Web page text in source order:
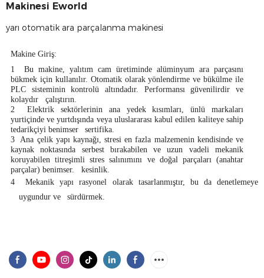
Makinesi Eworld
yarı otomatik ara parçalanma makinesi
Makine Giriş:
1
Bu makine, yalıtım cam üretiminde alüminyum ara parçasını
bükmek için kullanılır. Otomatik olarak yönlendirme ve bükülme ile
PLC sisteminin kontrolü altındadır. Performansı güvenilirdir ve
kolaydır
çalıştırın.
2
Elektrik sektörlerinin ana yedek kısımları, ünlü markaları
yurtiçinde ve yurtdışında veya uluslararası kabul edilen kaliteye sahip
tedarikçiyi benimser
sertifika.
3
Ana çelik yapı kaynağı, stresi en fazla malzemenin kendisinde ve
kaynak noktasında serbest bırakabilen ve uzun vadeli mekanik
koruyabilen titreşimli stres salınımını ve doğal parçaları (anahtar
parçalar) benimser.
kesinlik.
4
Mekanik yapı rasyonel olarak tasarlanmıştır, bu da denetlemeye
uygundur ve
sürdürmek.